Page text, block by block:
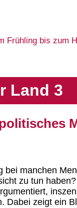
Frühling bis zum
Land 3
manchen
zu tun
Dabei zeigt ein